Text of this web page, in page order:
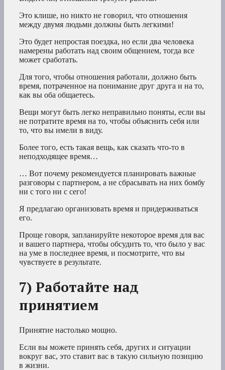
Это клише, но никто не говорил, что отношения
между двумя людьми должны быть легкими!
Это будет непростая поездка, но если два человека
намерены работать над своим общением, тогда все
может сработать.
Для того, чтобы отношения работали, должно быть
время, потраченное на понимание друг друга и на то,
как вы оба общаетесь.
Вещи могут быть легко неправильно поняты, если вы
не потратите время на то, чтобы объяснить себя или
то, что вы имели в виду.
Более того, есть такая вещь, как сказать что-то в
неподходящее время…
… Вот почему рекомендуется планировать важные
разговоры с партнером, а не сбрасывать на них бомбу
ни с того ни с сего!
Я предлагаю организовать время и придерживаться
его.
Проще говоря, запланируйте некоторое время для вас
и вашего партнера, чтобы обсудить то, что было у вас
на уме в последнее время, и посмотрите, что вы
чувствуете в результате.
7) Работайте над
принятием
Принятие настолько мощно.
Если вы можете принять себя, других и ситуации
вокруг вас, это ставит вас в такую сильную позицию
в жизни.